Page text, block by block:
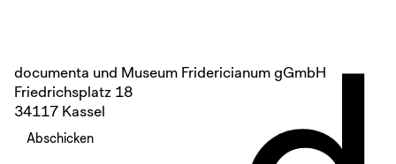
documenta und Museum Fridericianum gGmbH
Friedrichsplatz 18
34117 Kassel
Abschicken